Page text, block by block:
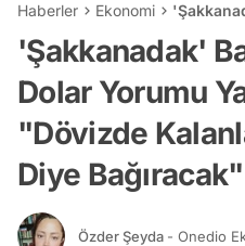
Haberler Ekonomi
'Şakkanadak'
Dolar Yorumu
"Dövizde
Diye Bağıracak"
Özder Şeyda - Onedio